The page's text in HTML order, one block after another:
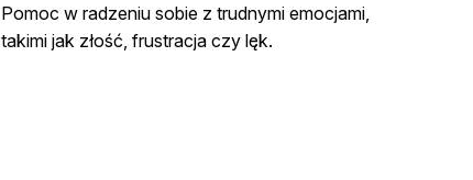
Pomoc w radzeniu sobie z trudnymi emocjami,
takimi jak złość, frustracja czy lęk.